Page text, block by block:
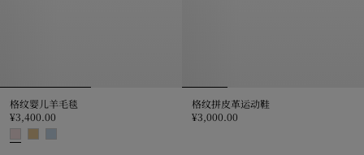
格纹婴儿羊毛毯
¥3,400.00
格纹拼皮革运动鞋
¥3,000.00